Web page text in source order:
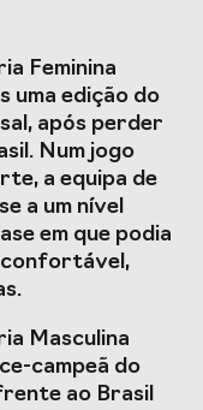
do
do Desporto
e
da
19
Feminina
uma edição do
após perder
Num jogo
a equipa de
a um nível
em que podia
confortável,
Masculina
campeã do
ao Brasil